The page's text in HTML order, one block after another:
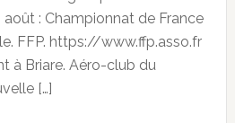
août : Championnat de France
FFP. https://www.ffp.asso.fr
à Briare. Aéro-club du
[…]